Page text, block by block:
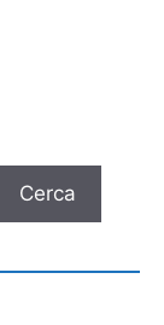
Cerca